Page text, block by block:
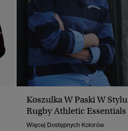
Koszulka W Paski W Stylu
Rugby Athletic Essentials
Więcej Dostępnych Kolorów